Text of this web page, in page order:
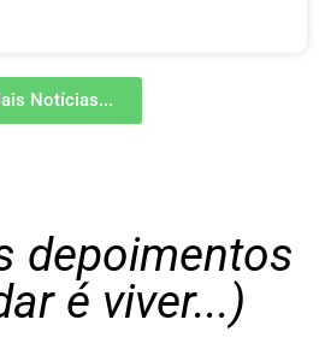
Notícias...
depoimentos
é viver...)